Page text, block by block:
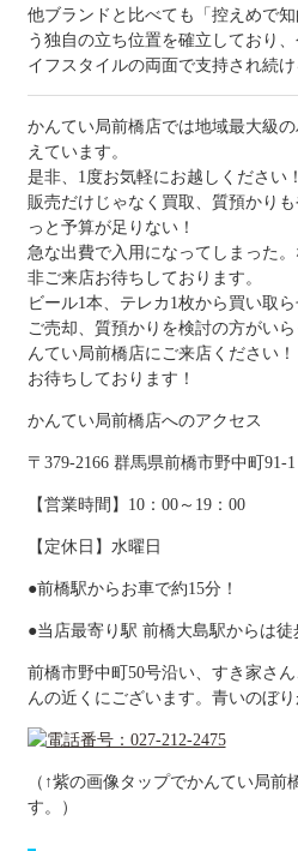
他ブランドと比べても「控えめで
う独自の立ち位置を確立しており
イフスタイルの両面で支持され続け
かんてい局前橋店では地域最大級
えています。
是非、1度お気軽にお越しください！
販売だけじゃなく買取、質預かり
っと予算が足りない！
急な出費で入用になってしまった
非ご来店お待ちしております。
ビール1本、テレカ1枚から買い取ら
ご売却、質預かりを検討の方がい
んてい局前橋店にご来店ください！
お待ちしております！
かんてい局前橋店へのアクセス
〒379-2166 群馬県前橋市野中町91-1
【営業時間】10：00～19：00
【定休日】水曜日
●前橋駅からお車で約15分！
●当店最寄り駅 前橋大島駅からは徒
前橋市野中町50号沿い、すき家さ
んの近くにございます。青いのぼり
（↑紫の画像タップでかんてい局前
す。）